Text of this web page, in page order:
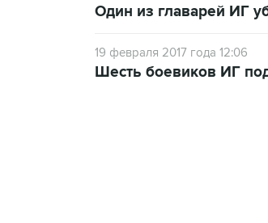
Один из главарей ИГ
19 февраля 2017 года 12:06
Шесть боевиков ИГ